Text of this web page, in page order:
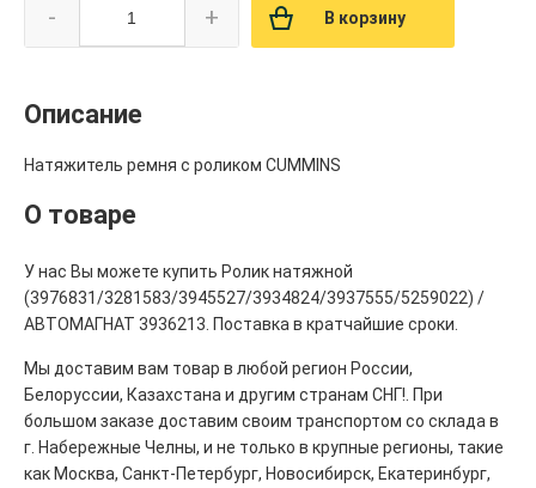
- + В корзину
Описание
Натяжитель ремня с роликом CUMMINS
О товаре
У нас Вы можете купить Ролик натяжной
(3976831/3281583/3945527/3934824/3937555/5259022) /
АВТОМАГНАТ 3936213. Поставка в кратчайшие сроки.
Мы доставим вам товар в любой регион России,
Белоруссии, Казахстана и другим странам СНГ!. При
большом заказе доставим своим транспортом со склада в
г. Набережные Челны, и не только в крупные регионы, такие
как Москва, Санкт-Петербург, Новосибирск, Екатеринбург,